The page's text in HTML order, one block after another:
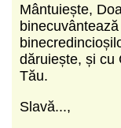
Mântuiește,
dăruiește, și cu
Tău.
Slavă...,